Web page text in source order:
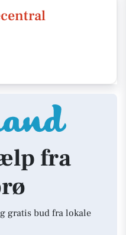
fra
gratis bud fra lokale